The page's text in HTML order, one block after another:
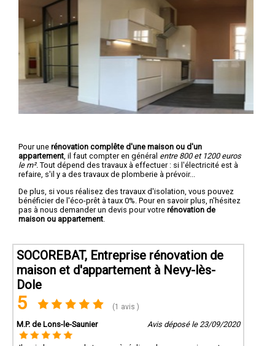
Pour une rénovation complête d'une maison ou d'un
appartement , il faut compter en général entre 800 et 1200 euros
le m². Tout dépend des travaux à effectuer : si l'électricité est à
refaire, s'il y a des travaux de plomberie à prévoir...
De plus, si vous réalisez des travaux d'isolation, vous pouvez
bénéficier de l'éco-prêt à taux 0%. Pour en savoir plus, n'hésitez
pas à nous demander un devis pour votre rénovation de
maison ou appartement
SOCOREBAT, Entreprise rénovation de
maison et d'appartement à Nevy-lès-
Dole
5 (1 avis )
M.P. de Lons-le-Saunier Avis déposé le 23/09/2020